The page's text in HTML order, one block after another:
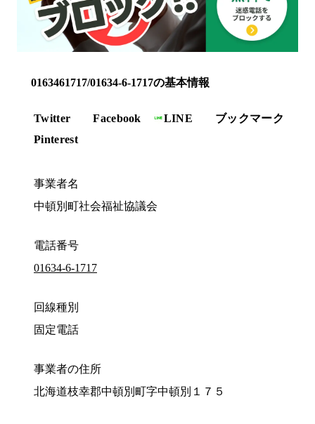
0163461717/01634-6-1717の基本情報
Twitter Facebook LINE
ブックマーク
Pinterest
事業者名
中頓別町社会福祉協議会
電話番号
01634-6-1717
回線種別
固定電話
事業者の住所
北海道枝幸郡中頓別町字中頓別１７５